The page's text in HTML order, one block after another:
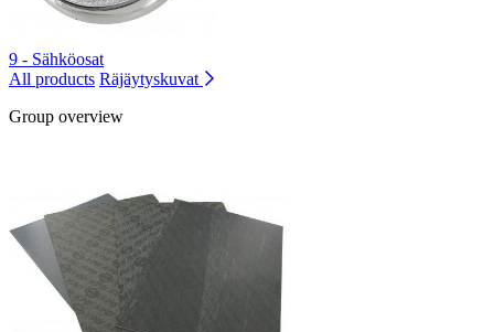
9 - Sähköosat
All products Räjäytyskuvat
Group overview